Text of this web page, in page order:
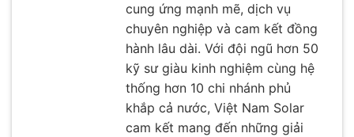
cung ứng mạnh mẽ, dịch vụ
chuyên nghiệp và cam kết đồng
hành lâu dài. Với đội ngũ hơn 50
kỹ sư giàu kinh nghiệm cùng hệ
thống hơn 10 chi nhánh phủ
khắp cả nước, Việt Nam Solar
cam kết mang đến những giải